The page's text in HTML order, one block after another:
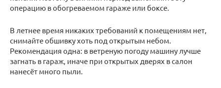
операцию в обогреваемом гараже или боксе.
В летнее время никаких требований к помещениям нет,
снимайте обшивку хоть под открытым небом.
Рекомендация одна: в ветреную погоду машину лучше
загнать в гараж, иначе при открытых дверях в салон
нанесёт много пыли.